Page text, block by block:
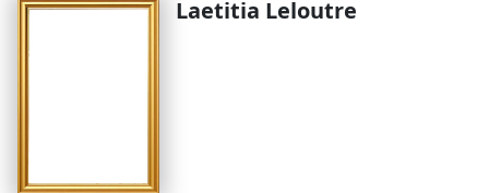
Laetitia Leloutre